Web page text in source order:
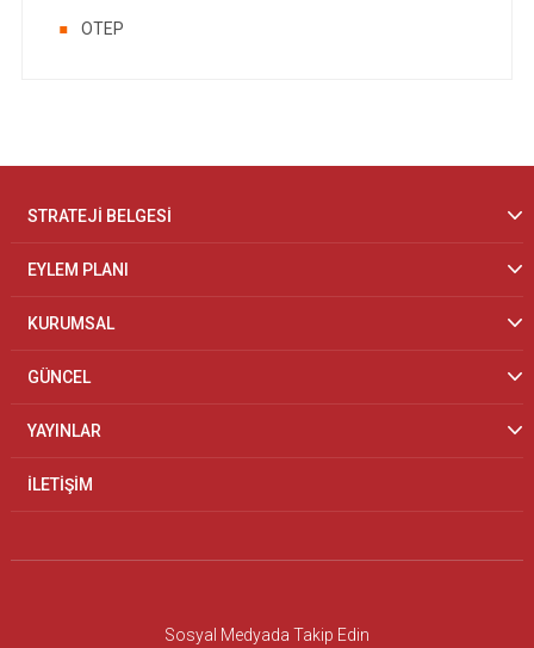
OTEP
STRATEJİ BELGESİ
EYLEM PLANI
KURUMSAL
GÜNCEL
YAYINLAR
İLETİŞİM
Sosyal Medyada Takip Edin